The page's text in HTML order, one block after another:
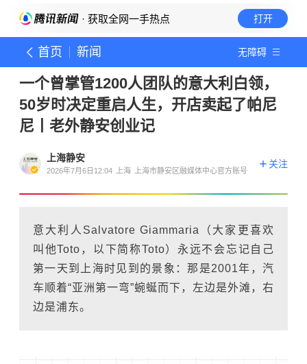
· 获取全网一手热点 打开
首页 新闻 无障碍
一个曾掌管1200人团队的意大利白领，
50岁时决定重启人生，开店卖起了帕尼
尼丨老外静安创业记
上海静安
2026年7月6日12:04 上海 上海市静安区融媒体中心官方账号
关注
意大利人Salvatore Giammaria（大家更喜欢
叫他Toto，以下简称Toto）永远不会忘记自己
第一天到上海时见到的景象：那是2001年，汽
车顺着“亚洲第一弯”蜿蜒而下，左边是外滩，右
边是浦东。